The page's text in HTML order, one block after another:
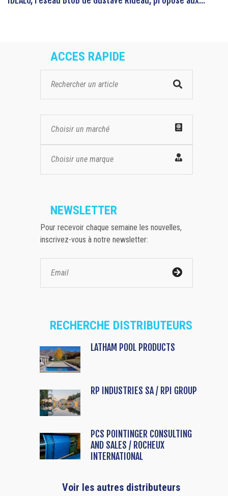
ACCES RAPIDE
Choisir un marché
Choisir une marque
NEWSLETTER
Pour recevoir chaque semaine les nouvelles,
inscrivez-vous à notre newsletter:
RECHERCHE DISTRIBUTEURS
LATHAM POOL PRODUCTS
RP INDUSTRIES SA / RPI GROUP
PCS POINTINGER CONSULTING
AND SALES / ROCHEUX
INTERNATIONAL
Voir les autres distributeurs